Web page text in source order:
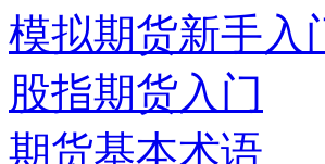
模拟期货新手入
股指期货入门
期货基本术语